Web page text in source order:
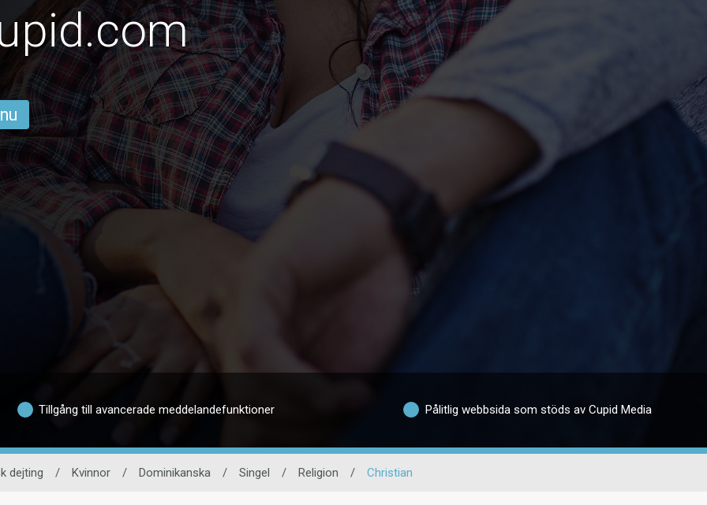
Tillgång till avancerade meddelandefunktioner Pålitlig webbsida som stöds av Cupid Media
dejting / Kvinnor / Dominikanska / Singel / Religion / Christian